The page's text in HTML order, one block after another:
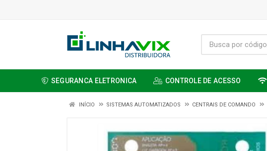
SEGURANCA ELETRONICA CONTROLE DE ACESSO
INÍCIO SISTEMAS AUTOMATIZADOS CENTRAIS DE COMANDO